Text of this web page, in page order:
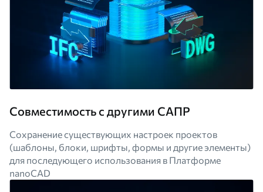
Совместимость с другими САПР
Сохранение существующих настроек проектов
(шаблоны, блоки, шрифты, формы и другие элементы)
для последующего использования в Платформе
nanoCAD